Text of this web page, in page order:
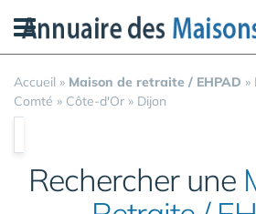
Accueil » Maison de retraite / EHPAD »
Comté » Côte-d'Or » Dijon
Rechercher une